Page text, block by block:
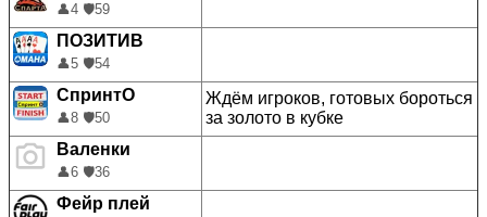
👤4 🛡️59
ПОЗИТИВ
👤5 🛡️54
СпринтО
👤8 🛡️50
Ждём игроков, готовых бороться
за золото в кубке
Валенки
👤6 🛡️36
Фейр плей